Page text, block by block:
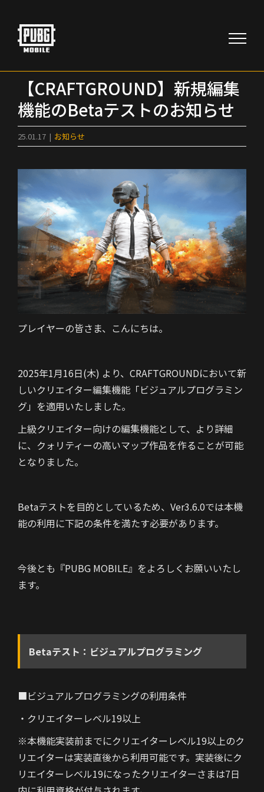
content
【CRAFTGROUND】新規編集
機能のBetaテストのお知らせ
25.01.17 | お知らせ
プレイヤーの皆さま、こんにちは。
2025年1月16日(木) より、CRAFTGROUNDにおいて新
しいクリエイター編集機能「ビジュアルプログラミン
グ」を適用いたしました。
上級クリエイター向けの編集機能として、より詳細
に、クォリティーの高いマップ作品を作ることが可能
となりました。
Betaテストを目的としているため、Ver3.6.0では本機
能の利用に下記の条件を満たす必要があります。
今後とも『PUBG MOBILE』をよろしくお願いいたし
ます。
Betaテスト：ビジュアルプログラミング
■ビジュアルプログラミングの利用条件
・クリエイターレベル19以上
※本機能実装前までにクリエイターレベル19以上のク
リエイターは実装直後から利用可能です。実装後にク
リエイターレベル19になったクリエイターさまは7日